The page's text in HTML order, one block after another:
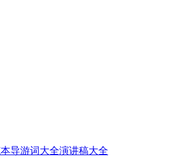
导游词大全演讲稿大全